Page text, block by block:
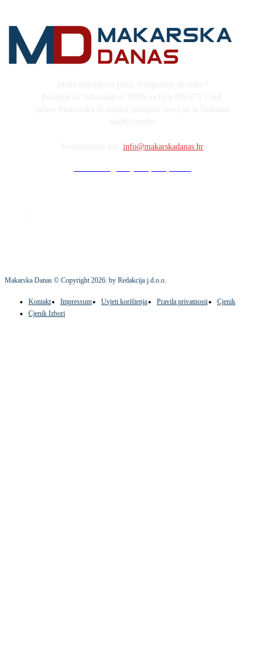
info@makarskadanas.hr
Makarska Danas © Copyright2026. by Redakcija j.d.o.o.
Kontakt Impressum Uvjeti korištenja Pravila privatnosti
Cjenik
Cjenik Izbori